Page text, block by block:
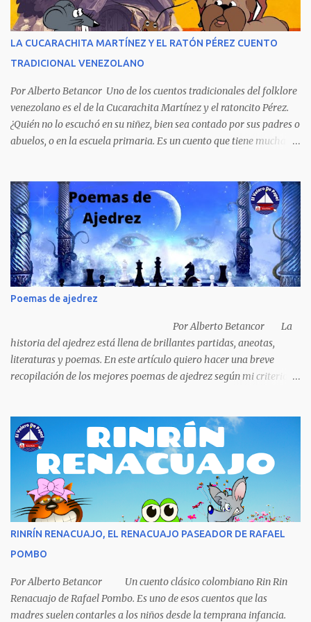
venezolana y cuyos presuntos autores quedaron en libertad, pese a
tener la policía pruebas e indicios suficientes de culpabilidad. La
porque refleja los males del poder judicial y de la sociedad
venezolana, tráfico...
LA CUCARACHITA MARTÍNEZ Y EL RATÓN PÉREZ CUENTO
TRADICIONAL VENEZOLANO
Por Alberto Betancor Uno de los cuentos tradicionales del folklore
venezolano es el de la Cucarachita Martínez y el ratoncito Pérez.
¿Quién no lo escuchó en su niñez, bien sea contado por sus padres o
abuelos, o en la escuela primaria. Es un cuento que tiene muchas
hablaban, hace mucho, mucho tiempo, una Cucarachita llamada
Martínez que estaba barriendo el zaguán (porche) de su casa,
cuando vio algo que brillaba, se sorprendió y se emocionó al ver lo
que veían sus ojos, era un mediecito (moneda de cinco céntimos).
La recogió y se preguntó de quien sería, pero al ver que no era de
nadie se la guardó en el bolsillo y siguió barriendo y pensando que
podría comprar, pensó en comprar una casa, pero desecho la idea
porque ya tenía una casa, pensó en un carro (coche), pero desecho
la idea porque no sabía manejar (conducir) al final se le ocurrió
comprarse un vestido y...
Poemas de ajedrez
Por Alberto Betancor La
historia del ajedrez está llena de brillantes partidas, aneotas,
literaturas y poemas. En este artículo quiero hacer una breve
recopilación de los mejores poemas de ajedrez según mi criterio
Borges es uno de los grandes pensadores del Siglo XX, su obra
universal trasciende más allá del premio Nobel de Literatura que le
fue negado por razones políticas, pero como hombre de principios
y sabiendo que sus posturas ideológicas eran un óbice para
obtenerlo, prefirió sus principios que el Nobel. Jorg...
RINRÍN RENACUAJO, EL RENACUAJO PASEADOR DE RAFAEL
POMBO
Por Alberto Betancor Un cuento clásico colombiano Rin Rin
Renacuajo de Rafael Pombo. Es uno de esos cuentos que las
madres suelen contarles a los niños desde la temprana infancia.